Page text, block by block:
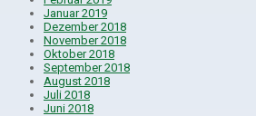
Januar 2019
Dezember 2018
November 2018
Oktober 2018
September 2018
August 2018
Juli 2018
Juni 2018